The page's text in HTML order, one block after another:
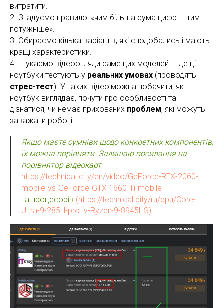
витратити.
2. Згадуємо правило: «чим більша сума цифр — тим
потужніше».
3. Обираємо кілька варіантів, які сподобались і мають
кращі характеристики.
4. Шукаємо відеоогляди саме цих моделей — де ці
ноутбуки тестують у реальних умовах (проводять
стрес-тест). У таких відео можна побачити, як
ноутбук виглядає, почути про особливості та
дізнатися, чи немає прихованих проблем, які можуть
заважати роботі.
Якщо маєте сумніви щодо конкретних компонентів,
їх можна порівняти. Залишаю посилання на
порівнятор відеокарт
https://technical.city/en/video/GeForce-RTX-2060-
mobile-vs-GeForce-GTX-1660-Ti-mobile
та процесорів (https://technical.city/ru/cpu/Core-
Ultra-9-285H-protiv-Ryzen-9-8945HS)